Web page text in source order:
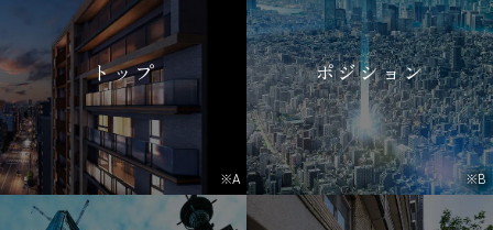
トップ
※A
ポジション
※B